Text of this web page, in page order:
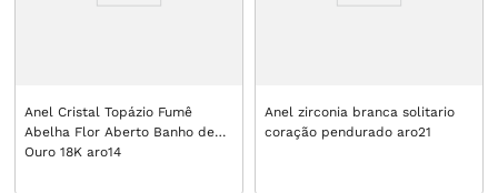
Anel Cristal Topázio Fumê
Abelha Flor Aberto Banho de
Ouro 18K aro14
Anel zirconia branca solitario
coração pendurado aro21